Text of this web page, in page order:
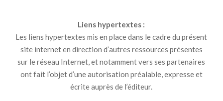
Liens hypertextes :
Les liens hypertextes mis en place dans le cadre du présent
site internet en direction d’autres ressources présentes
sur le réseau Internet, et notamment vers ses partenaires
ont fait l’objet d’une autorisation préalable, expresse et
écrite auprès de l’éditeur.